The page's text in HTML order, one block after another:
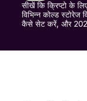
सीखें कि क्रिप्टो के
विभिन्न कोल्ड स्टोरेज
कैसे सेट करें, और 2026